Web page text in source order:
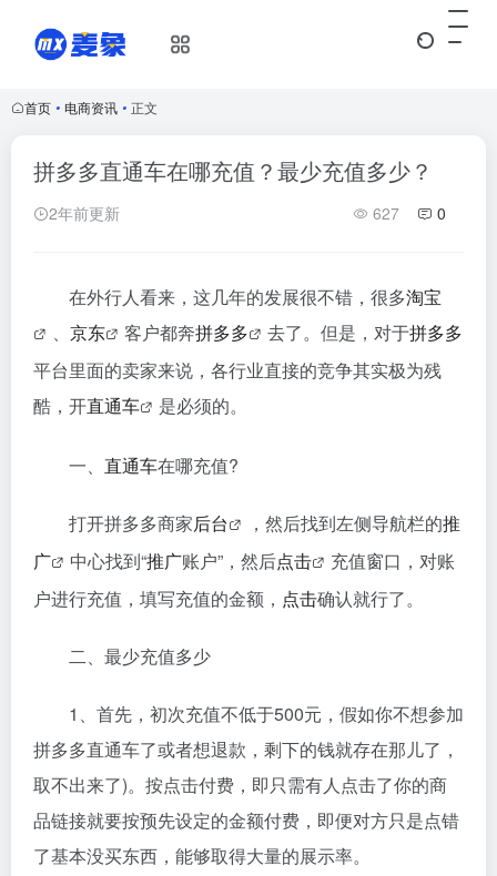
首页 • 电商资讯 • 正文
拼多多直通车在哪充值？最少充值多少？
2年前更新 627 0
在外行人看来，这几年的发展很不错，很多淘宝
、 京东 客户都奔拼多多 去了。但是，对于拼多多
平台里面的卖家来说，各行业直接的竞争其实极为残
酷，开直通车 是必须的。
一、 直通车在哪充值?
打开拼多多商家后台 ，然后找到左侧导航栏的推
广
中心找到“推广账户”，然后点击
充值窗口，对账
户进行充值，填写充值的金额， 点击确认就行了。
二、最少充值多少
1、首先，初次充值不低于500元，假如你不想参加
拼多多直通车了或者想退款，剩下的钱就存在那儿了，
取不出来了)。按点击付费，即只需有人点击了你的商
品链接就要按预先设定的金额付费，即便对方只是点错
了基本没买东西，能够取得大量的展示率。